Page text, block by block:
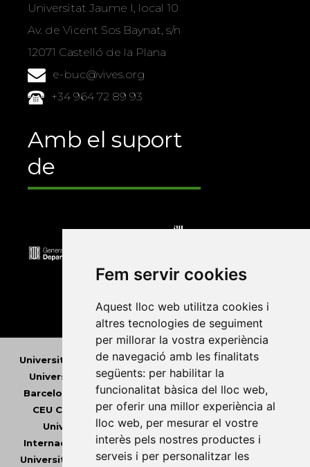
Fem servir cookies
Aquest lloc web utilitza cookies i
altres tecnologies de seguiment
per millorar la vostra experiència
de navegació amb les finalitats
següents: per habilitar la
funcionalitat bàsica del lloc web,
per oferir una millor experiència al
lloc web, per mesurar el vostre
interès pels nostres productes i
serveis i per personalitzar les
Universitat Jaume I, local 10
Av. de Vicent Sos Baynat, s/n
12071 Castelló de la Plana
e-buc@vives.org
+34 964 72 89 93
Amb el suport
de
Universitat Abat Oliba CEU•Universitat d'Alacant
Universitat d'Andorra•Universitat Autònoma de
Barcelona
Universitat de Barcelona•Universitat
CEU Cardenal Herrera•Universitat de Girona •
Universitat de les Illes Balears• Universitat
Internacional de Catalunya•Universitat Jaume I
Universitat de Lleida• Universitat Miguel Hernández